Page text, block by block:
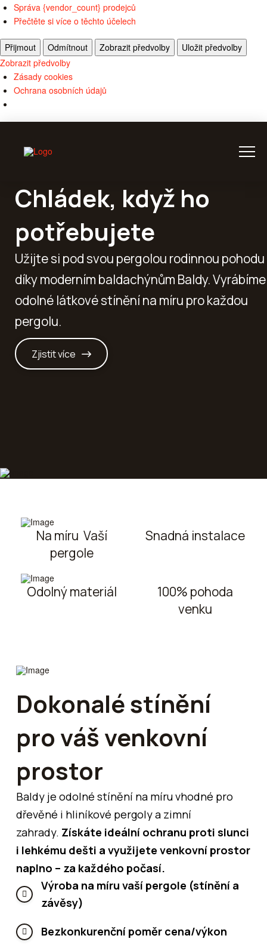
Správa {vendor_count} prodejců
Přečtěte si více o těchto účelech
Přijmout Odmítnout Zobrazit předvolby
Uložit předvolby
Zobrazit předvolby
Zásady cookies
Ochrana osobních údajů
Chládek, když ho
potřebujete
Užijte si pod svou pergolou rodinnou pohodu
díky moderním baldachýnům Baldy. Vyrábíme
odolné látkové stínění na míru pro každou
pergolu.
Zjistit více
Na míru Vaší
pergole
Snadná instalace
Odolný materiál
100% pohoda
venku
Dokonalé stínění
pro váš venkovní
prostor
Baldy je odolné stínění na míru vhodné pro
dřevěné i hliníkové pergoly a zimní
zahrady. Získáte ideální ochranu proti slunci
i lehkému dešti a využijete venkovní prostor
naplno – za každého počasí.
Výroba na míru vaší pergole (stínění a
závěsy)
Bezkonkurenční poměr cena/výkon